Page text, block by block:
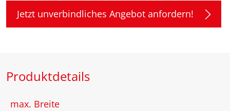
Jetzt unverbindliches Angebot anfordern!
Produktdetails
max. Breite